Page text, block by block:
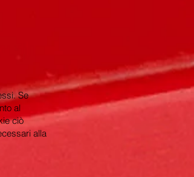
Se
al
ciò
alla